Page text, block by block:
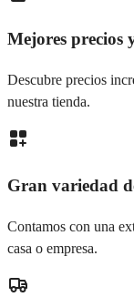
Mejores precios
Descubre precios
nuestra tienda.
Gran variedad
Contamos con una
casa o empresa.